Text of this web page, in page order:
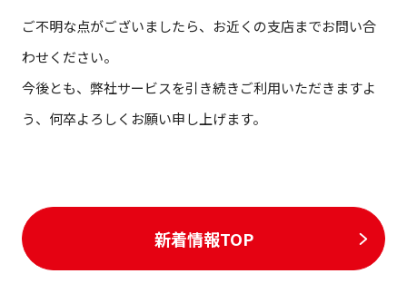
ご不明な点がございましたら、お近くの支店までお問い合
わせください。
今後とも、弊社サービスを引き続きご利用いただきますよ
う、何卒よろしくお願い申し上げます。
新着情報TOP